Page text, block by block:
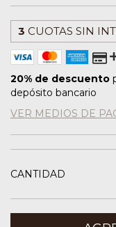
3 CUOTAS SIN
20% de descuento
depósito bancario
VER MEDIOS DE
CANTIDAD